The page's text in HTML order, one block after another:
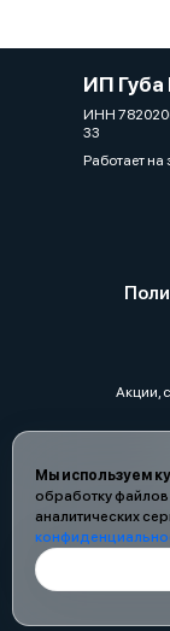
Мы используем
обработку
аналитических
ИП
ИНН
33
Работает
Акции,